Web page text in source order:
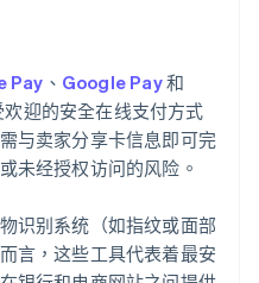
Pay 、 Google Pay和
迎的安全在线支付方式
与卖家分享卡信息即可完
未经授权访问的风险。
识别系统（如指纹或面部
言，这些工具代表着最安